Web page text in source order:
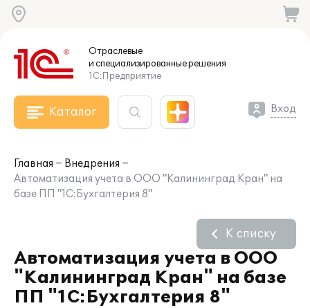
Отраслевые
и специализированныерешения
1С:Предприятие
Каталог Вход
Главная
Внедрения
Автоматизация учета в ООО "Калининград Кран" на
базе ПП "1С:Бухгалтерия 8"
Автоматизация учета в ООО
"Калининград Кран" на базе
ПП "1С:Бухгалтерия 8"
К списку